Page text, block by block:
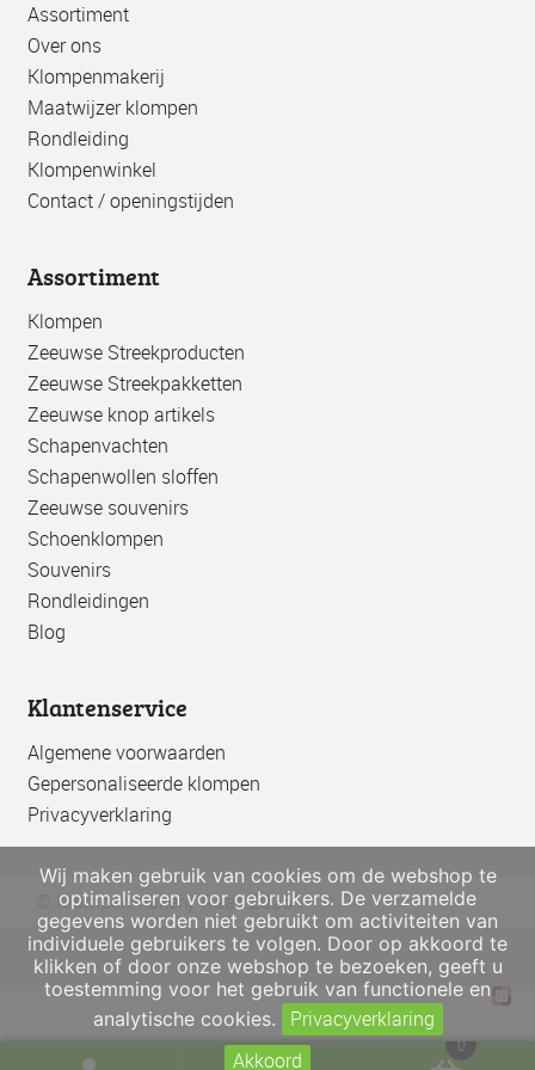
Assortiment
Over ons
Klompenmakerij
Maatwijzer klompen
Rondleiding
Klompenwinkel
Contact / openingstijden
Assortiment
Klompen
Zeeuwse Streekproducten
Zeeuwse Streekpakketten
Zeeuwse knop artikels
Schapenvachten
Schapenwollen sloffen
Zeeuwse souvenirs
Schoenklompen
Souvenirs
Rondleidingen
Blog
Klantenservice
Algemene voorwaarden
Gepersonaliseerde klompen
Privacyverklaring
© Klompenmakerij Traas 2026
0
Wij maken gebruik van cookies om de webshop te
optimaliseren voor gebruikers. De verzamelde
gegevens worden niet gebruikt om activiteiten van
individuele gebruikers te volgen. Door op akkoord te
klikken of door onze webshop te bezoeken, geeft u
toestemming voor het gebruik van functionele en
analytische cookies.
Privacyverklaring
Akkoord